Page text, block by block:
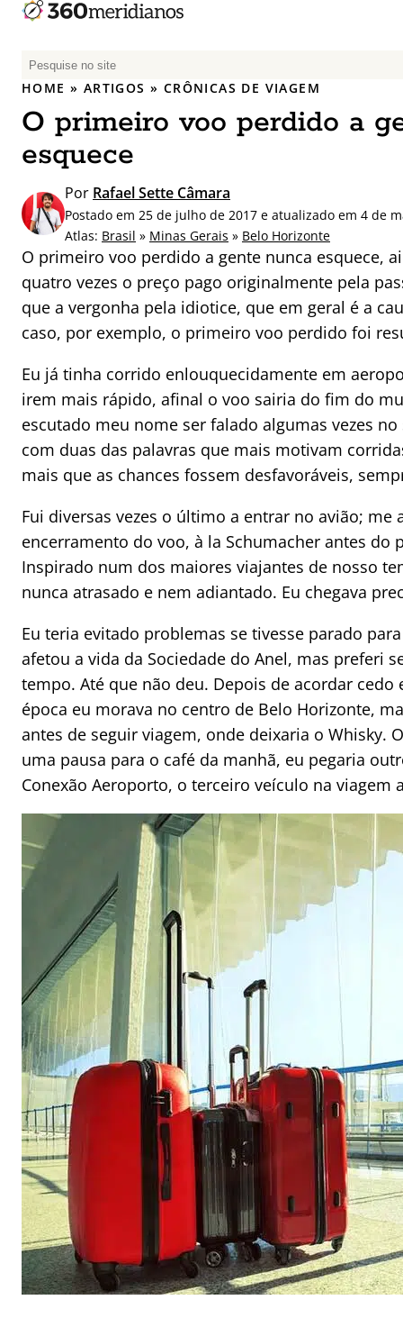
P
e
q
u
i
a
r
p
o
:
HOME » ARTIGOS » CRÔNICAS DE VIAGEM
O primeiro voo perdido a
esquece
Por Rafael Sette Câmara
Postado em 25 de julho de 2017 e atualizado em 4 de
Atlas: Brasil » Minas Gerais » Belo Horizonte
O primeiro voo perdido a gente nunca esquece,
quatro vezes o preço pago originalmente pela
que a vergonha pela idiotice, que em geral é a
caso, por exemplo, o primeiro voo perdido foi
Eu já tinha corrido enlouquecidamente em
irem mais rápido, afinal o voo sairia do fim do
escutado meu nome ser falado algumas vezes
com duas das palavras que mais motivam
mais que as chances fossem desfavoráveis,
Fui diversas vezes o último a entrar no avião;
encerramento do voo, à la Schumacher antes do
Inspirado num dos maiores viajantes de nosso
nunca atrasado e nem adiantado. Eu chegava
Eu teria evitado problemas se tivesse parado
afetou a vida da Sociedade do Anel, mas preferi
tempo. Até que não deu. Depois de acordar cedo
época eu morava no centro de Belo Horizonte,
antes de seguir viagem, onde deixaria o Whisky.
uma pausa para o café da manhã, eu pegaria
Conexão Aeroporto, o terceiro veículo na viagem